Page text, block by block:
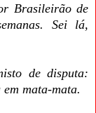
Brasileirão de
Sei lá,
de disputa:
mata-mata.